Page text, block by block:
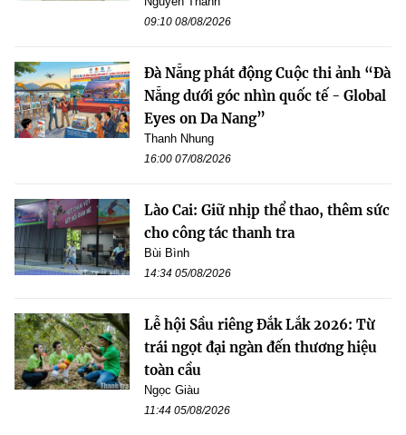
09:10 08/08/2026
Đà Nẵng phát động Cuộc thi ảnh “Đà
Nẵng dưới góc nhìn quốc tế - Global
Eyes on Da Nang”
Thanh Nhung
16:00 07/08/2026
Lào Cai: Giữ nhịp thể thao, thêm sức
cho công tác thanh tra
Bùi Bình
14:34 05/08/2026
Lễ hội Sầu riêng Đắk Lắk 2026: Từ
trái ngọt đại ngàn đến thương hiệu
toàn cầu
Ngọc Giàu
11:44 05/08/2026